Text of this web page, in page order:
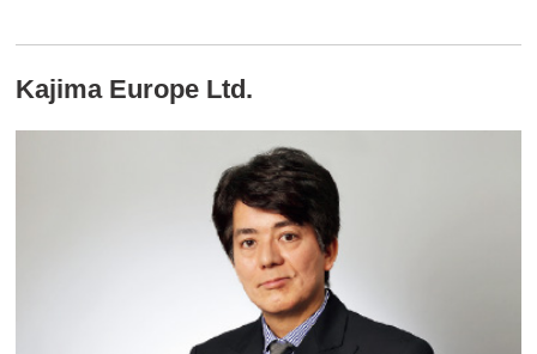
Kajima Europe Ltd.